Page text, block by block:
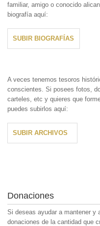
familiar, amigo o conocido
biografía aquí:
SUBIR BIOGRAFÍAS
A veces tenemos tesoros
conscientes. Si posees fotos,
carteles, etc y quieres que
puedes subirlos aquí:
SUBIR ARCHIVOS
Donaciones
Si deseas ayudar a mantener y
donaciones de la cantidad que